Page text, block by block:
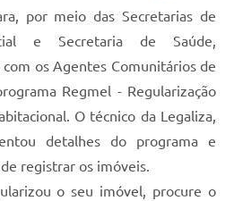
por meio das Secretarias de
e Secretaria de Saúde,
os Agentes Comunitários de
Regmel - Regularização
O técnico da Legaliza,
detalhes do programa e
registrar os imóveis.
o seu imóvel, procure o